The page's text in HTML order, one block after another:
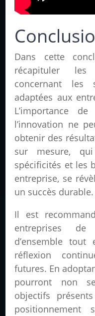
Dans cette
récapituler
concernant les
adaptées aux
L’importance
l’innovation ne
obtenir des
sur mesure,
spécificités et les
entreprise, se
un succès durable.
Il est
entreprises
d’ensemble tout
réflexion
futures. En
pourront non
objectifs
positionnement